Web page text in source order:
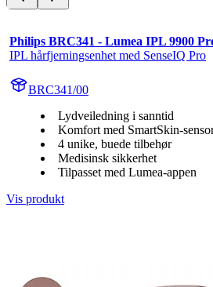
Philips BRC341 - Lumea IPL 9900
IPL hårfjerningsenhet med SenseIQ Pro
BRC341/00
Lydveiledning i sanntid
Komfort med SmartSkin-
4 unike, buede tilbehør
Medisinsk sikkerhet
Tilpasset med Lumea-appen
Vis produkt